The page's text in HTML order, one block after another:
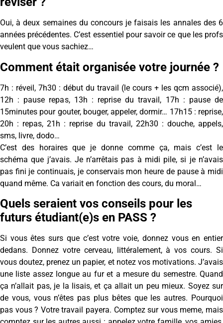
Oui, à deux semaines du concours je faisais les annales des 6
années précédentes. C’est essentiel pour savoir ce que les profs
veulent que vous sachiez…
Comment était organisée votre journée ?
7h : réveil, 7h30 : début du travail (le cours + les qcm associé),
12h : pause repas, 13h : reprise du travail, 17h : pause de
15minutes pour gouter, bouger, appeler, dormir… 17h15 : reprise,
20h : repas, 21h : reprise du travail, 22h30 : douche, appels,
sms, livre, dodo…
C’est des horaires que je donne comme ça, mais c’est le
schéma que j’avais. Je n’arrêtais pas à midi pile, si je n’avais
pas fini je continuais, je conservais mon heure de pause à midi
quand même. Ca variait en fonction des cours, du moral…
Quels seraient vos conseils pour les
futurs étudiant(e)s en PASS ?
Si vous êtes surs que c’est votre voie, donnez vous en entier
dedans. Donnez votre cerveau, littéralement, à vos cours. Si
vous doutez, prenez un papier, et notez vos motivations. J’avais
une liste assez longue au fur et a mesure du semestre. Quand
ça n’allait pas, je la lisais, et ça allait un peu mieux. Soyez sur
de vous, vous n’êtes pas plus bêtes que les autres. Pourquoi
pas vous ? Votre travail payera. Comptez sur vous meme, mais